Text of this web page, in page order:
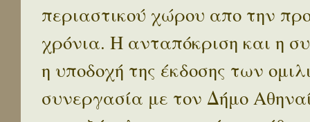
περιαστικού χώρου απο την
χρόνια. Η ανταπόκριση και η
η υποδοχή της έκδοσης των
συνεργασία με τον Δήμο